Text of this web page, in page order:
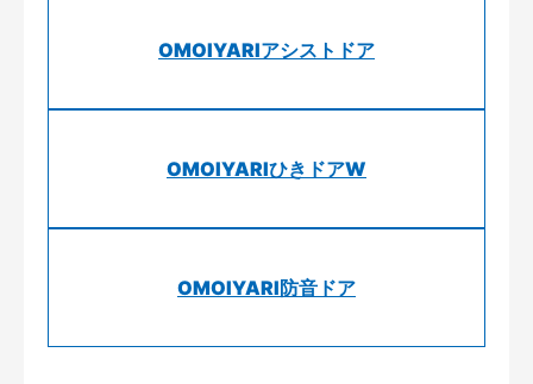
OMOIYARIアシストドア
OMOIYARIひきドアW
OMOIYARI防音ドア